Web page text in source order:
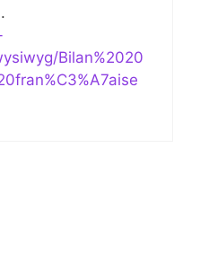
Bilan%2020